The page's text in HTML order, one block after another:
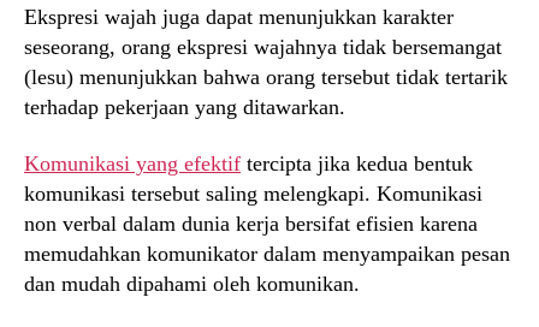
Ekspresi wajah juga dapat menunjukkan karakter
seseorang, orang ekspresi wajahnya tidak bersemangat
(lesu) menunjukkan bahwa orang tersebut tidak tertarik
terhadap pekerjaan yang ditawarkan.
Komunikasi yang efektif tercipta jika kedua bentuk
komunikasi tersebut saling melengkapi. Komunikasi
non verbal dalam dunia kerja bersifat efisien karena
memudahkan komunikator dalam menyampaikan pesan
dan mudah dipahami oleh komunikan.